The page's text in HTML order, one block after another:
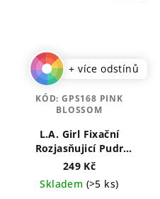
+ více odstínů
L.A. Girl Fixační
Rozjasňujicí Pudr
Brightening Setting 8 g
249 Kč
Skladem (>5 ks)
KÓD:GPS168 PINK
BLOSSOM